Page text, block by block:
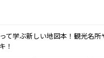
て学ぶ新しい地図本！観光名
！